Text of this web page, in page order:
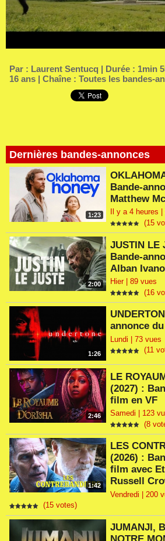
Dernières bandes-annonces
1:23
Bande-
Matthew
Il y a 4 heures
(15
2:00
JUSTIN LE
Bande-
Alban
Hier | 89 vues
(16
1:26
annonce
Lundi | 73 vues
(11
2:46
LE
(2027) :
film en VF
Samedi | 123
(8
1:42
LES
(2026) :
film avec
Russell
Vendredi | 200
(15 votes)
JUMANJI,
Par : Laurent Sentucq | Durée : 1min
16 ans | Chaîne : Toutes les bandes-